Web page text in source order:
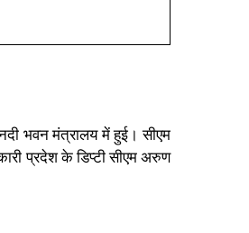
भवन मंत्रालय में हुई।सीएम
प्रदेश के डिप्टी सीएम अरुण